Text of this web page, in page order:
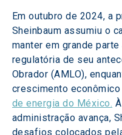
Em outubro de 2024, a
Sheinbaum assumiu o
manter em grande
regulatória de seu
Obrador (AMLO),
crescimento
de energia do México.
administração avança,
desafios colocados